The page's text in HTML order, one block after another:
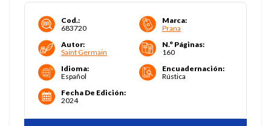
Cod.:
683720
Marca:
Prana
Autor:
Saint Germain
N.° Páginas:
160
Idioma:
Español
Encuadernación:
Rústica
Fecha De Edición:
2024